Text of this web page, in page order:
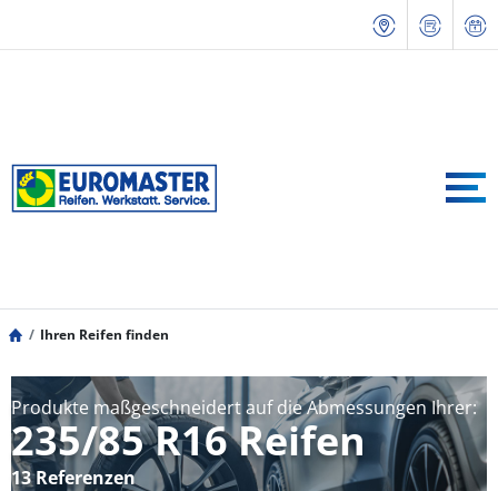
Ihren Reifen finden
Produkte maßgeschneidert auf die Abmessungen Ihrer:
235/85 R16 Reifen
13 Referenzen